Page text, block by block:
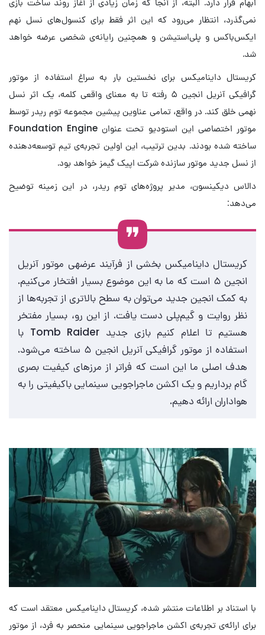
نمی‌گذرد، انتظار می‌رود که این اثر فقط برای کنسول‌های نسل نهم
ایکس‌باکس و پلی‌استیشن و همچنین رایانه‌ی شخصی عرضه خواهد
شد.
کریستال داینامیکس برای نخستین بار به سراغ استفاده از موتور
گرافیکی آنریل انجین ۵ رفته تا به معنای واقعی کلمه، یک اثر نسل
نهمی خلق کند. در واقع، تمامی عناوین پیشین مجموعه توم ریدر توسط
موتور اختصاصی این استودیو تحت عنوان Foundation Engine
ساخته شده بودند. بدین ترتیب، این اولین تجربه‌ی تیم توسعه‌دهنده
از نسل جدید موتور سازنده شرکت اپیک گیمز خواهد بود.
دالاس دیکینسون، مدیر پروژه‌های توم ریدر، در این زمینه توضیح
می‌دهد:
کریستال داینامیکس بخشی از فرآیند عرضه‎ی موتور آنریل
انجین ۵ است که ما به این موضوع بسیار افتخار می‌کنیم.
به کمک انجین جدید می‌توان به سطح بالاتری از تجربه‌ها از
نظر روایت و گیم‌پلی دست یافت. از این رو، بسیار مفتخر
هستیم تا اعلام کنیم بازی جدید Tomb Raider با
استفاده از موتور گرافیکی آنریل انجین ۵ ساخته می‌شود.
هدف اصلی ما این است که فراتر از مرزهای کیفیت بصری
گام برداریم و یک اکشن ماجراجویی سینمایی باکیفیتی را به
هواداران ارائه دهیم.
با استناد بر اطلاعات منتشر شده، کریستال داینامیکس معتقد است که
برای ارائه‌ی تجربه‌ی اکشن ماجراجویی سینمایی منحصر به فرد، از موتور